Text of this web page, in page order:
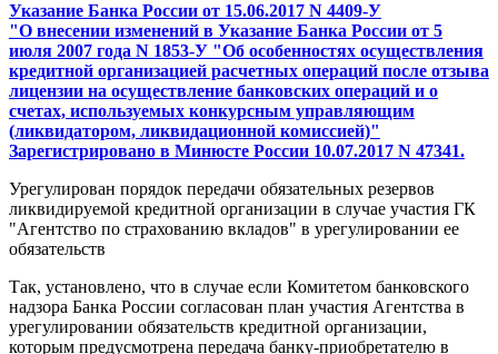
Указание Банка России от 15.06.2017 N 4409-У
"О внесении изменений в Указание Банка России от 5
июля 2007 года N 1853-У "Об особенностях осуществления
кредитной организацией расчетных операций после отзыва
лицензии на осуществление банковских операций и о
счетах, используемых конкурсным управляющим
(ликвидатором, ликвидационной комиссией)"
Зарегистрировано в Минюсте России 10.07.2017 N 47341.
Урегулирован порядок передачи обязательных резервов
ликвидируемой кредитной организации в случае участия ГК
"Агентство по страхованию вкладов" в урегулировании ее
обязательств
Так, установлено, что в случае если Комитетом банковского
надзора Банка России согласован план участия Агентства в
урегулировании обязательств кредитной организации,
которым предусмотрена передача банку-приобретателю в